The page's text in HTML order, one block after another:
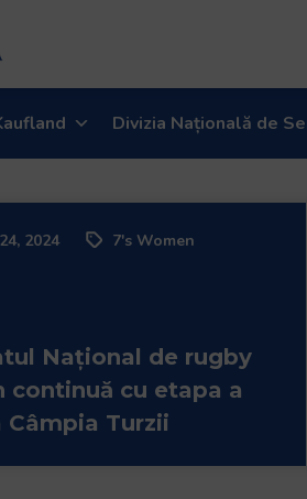
Divizia Națională de
2024 7's Women
Național de rugby
continuă cu etapa a
Câmpia Turzii